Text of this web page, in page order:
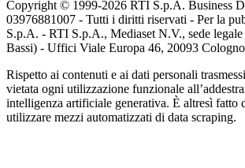
Copyright © 1999-2026 RTI S.p.A. Business
03976881007 - Tutti i diritti riservati - Per la
S.p.A. - RTI S.p.A., Mediaset N.V., sede legale
Bassi) - Uffici Viale Europa 46, 20093
Rispetto ai contenuti e ai dati personali
vietata ogni utilizzazione funzionale
intelligenza artificiale generativa. È altresì fatto
utilizzare mezzi automatizzati di data scraping.